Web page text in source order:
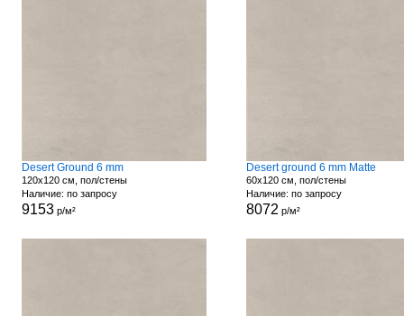
Desert Ground 6 mm
120x120 см, пол/стены
Наличие: по запросу
9153р/м²
Desert ground 6 mm Matte
60x120 см, пол/стены
Наличие: по запросу
8072 р/м²